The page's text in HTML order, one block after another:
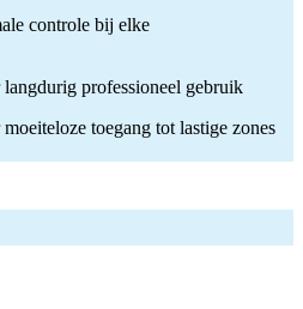
controle bij elke
professioneel gebruik
toegang tot lastige zones